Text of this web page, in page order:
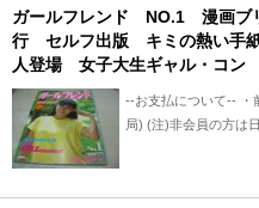
用、日・祭日かかる
追跡番号は発送前に
配送状況確認できま
後、5日間保管してい
いです。 5日過ぎまし
ものとご理解/ご了承
--送料について-- ・
り+保証なし+ポスト
・クロネコ便 送料は
に送料記載あり) ※曜
+クロネコ営業所留
認後、2～3日以内で
ガールフレンド NO.1 漫画ブ
行 セルフ出版 キミの熱い手
人登場 女子大生ギャル・コ
います。
--お支払について-- ・
局) (注)非会員の方は
決済利用出来ないと
「振込み」または「
て-- 中古品ですので